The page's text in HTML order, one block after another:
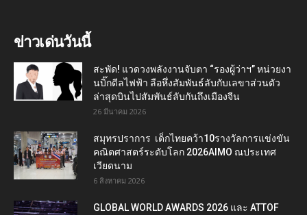
ข่าวเด่นวันนี้
สะพัด! แวดวงพลังงานจับตา “รองผู้ว่าฯ” หน่วยงา
นบิ๊กดีลไฟฟ้า ลือหึ่งสัมพันธ์ลับกับเลขาส่วนตัว
ล่าสุดบินไปสัมพันธ์ลับกันถึงเมืองจีน
26 มีนาคม 2026
สมุทรปราการ เด็กไทยคว้า10รางวัลการแข่งขัน
คณิตศาสตร์ระดับโลก 2026AIMO ณประเทศ
เวียดนาม
6 สิงหาคม 2026
GLOBAL WORLD AWARDS 2026 และ ATTOF